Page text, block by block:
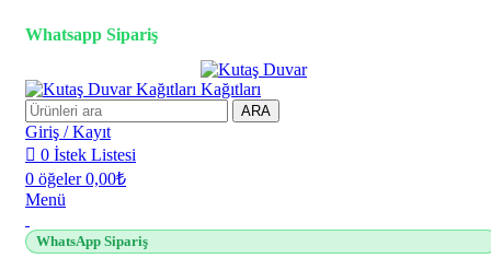
Whatsapp Sipariş
ARA
Giriş / Kayıt
0 İstek Listesi
0 öğeler 0,00₺
Menü
WhatsApp Sipariş